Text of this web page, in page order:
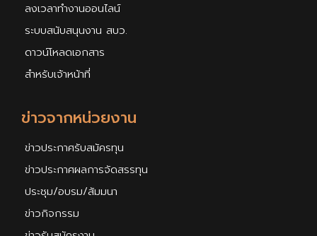
ข่าวจากหน่วยงาน
ข่าวประกาศรับสมัครทุน
ข่าวประกาศผลการจัดสรรทุน
ประชุม/อบรม/สัมมนา
ข่าวกิจกรรม
ลงเวลาทำงานออนไลน์
ระบบสนับสนุนงาน สบว.
ดาวน์โหลดเอกสาร
สำหรับเจ้าหน้าที่